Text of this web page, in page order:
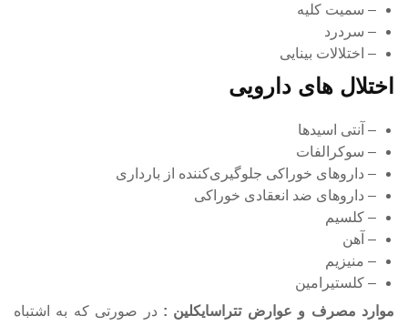
– سمیت کلیه
– سردرد
– اختلالات بینایی
اختلال های دارویی
– آنتی اسیدها
– سوکرالفات
– داروهای خوراکی جلوگیری‌کننده از بارداری
– داروهای ضد انعقادی خوراکی
– کلسیم
– آهن
– منیزیم
– کلستیرامین
موارد مصرف و عوارض تتراسایکلین : در صورتی که به اشتباه